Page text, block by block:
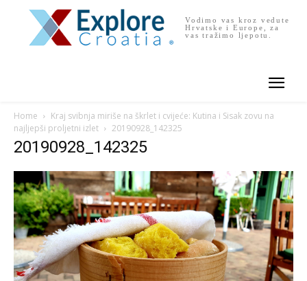
Vodimo vas kroz vedute
Hrvatske i Europe, za
vas tražimo ljepotu.
Home
Kraj svibnja miriše na škrlet i cvijeće: Kutina i Sisak zovu na
najljepši proljetni izlet
20190928_142325
20190928_142325